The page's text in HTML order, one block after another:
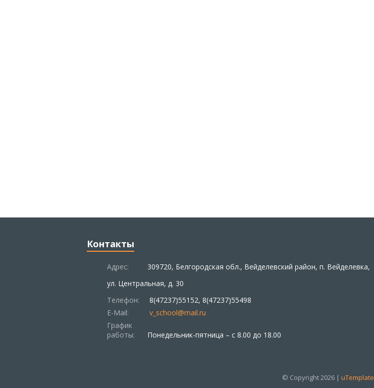
Контакты
Адрес:
309720, Белгородская обл., Вейделевский район, п. Вейделевка,
ул. Центральная, д. 30
Телефон:
8(47237)55152, 8(47237)55498
E-Mail:
v_school@mail.ru
График
работы:
Понедельник-пятница – с 8.00 до 18.00
© Copyright 2026 | uTemplate